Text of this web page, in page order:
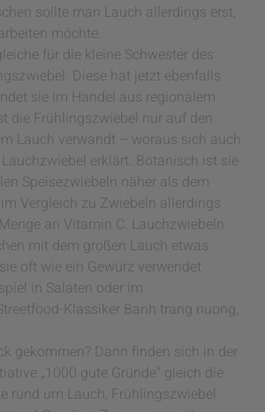
sollte man Lauch allerdings erst,
möchte.
für die kleine Schwester des
Diese hat jetzt ebenfalls
sie im Handel aus regionalem
die Frühlingszwiebel nur auf den
Lauch verwandt – woraus sich auch
erklärt. Botanisch ist sie
Speisezwiebeln näher als dem
Vergleich zu Zwiebeln allerdings
an Vitamin C. Lauchzwiebeln
mit dem großen Lauch etwas
oft wie ein Gewürz verwendet
in Salaten oder im
Klassiker Banh trang nuong,
gekommen? Dann finden sich in der
„1000 gute Gründe“ gleich die
rund um Lauch, Frühlingszwiebel